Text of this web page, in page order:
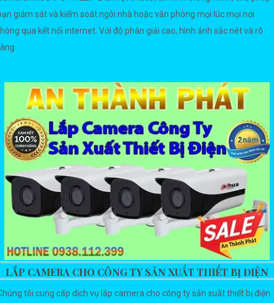
giám sát và kiểm soát ngôi nhà hoặc văn phòng mọi lúc mọi nơi
qua kết nối internet. Với độ phân giải cao, hình ảnh sắc nét và rõ
LẮP CAMERA CHO CÔNG TY SẢN XUẤT THIẾT BỊ ĐIỆN
tôi cung cấp dịch vụ lắp camera cho công ty sản xuất thiết bị điện